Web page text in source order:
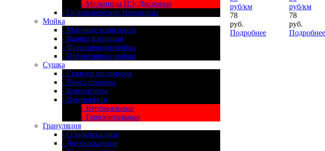
- Мельницы ПЭ, Дисковые
- Гидравлические гильотины
Мойка
- Моечные комплексы
- Ванны флотации
- Фрикционная мойка
- Интенсивные мойки
Сушка
- Сквизер полимеров
- Пресс отжимы
- Компакторы
- Центрифуги
- Вертикальные
- Горизонтальные
Грануляция
- Однокаскадные
- Двухкаскадные
руб/км
78
руб.
Подробнее
руб/км
78
руб.
Подробнее